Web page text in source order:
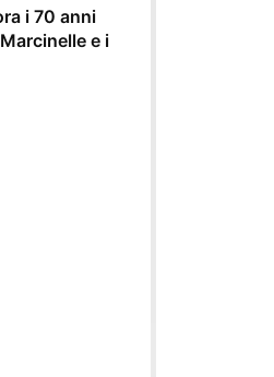
i 70 anni
e i